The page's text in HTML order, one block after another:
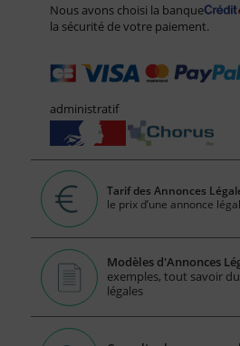
Nous avons choisi la banque
la sécurité de votre paiement.
administratif
Tarif des Annonces
le prix d’une annonce
Modèles d'Annonces
exemples, tout savoir
légales